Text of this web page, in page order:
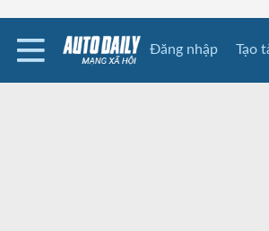
Đăng nhập